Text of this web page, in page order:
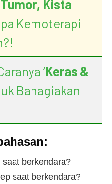
Kista
Kemoterapi
‘Keras &
Bahagiakan
berkendara?
saat berkendara?